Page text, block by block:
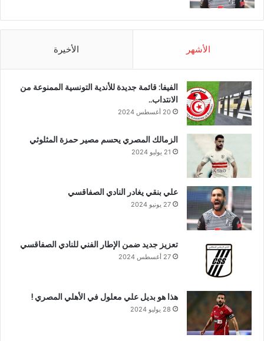
الأشهر الأخيرة
الفيفا: قائمة جديدة للأندية التونسية الممنوعة من
الانتداب..
20 أغسطس 2024
الزمالك المصري يحسم مصير حمزة المثلوثي
21 يوليو 2024
علي بنقي يغادر النادي الصفاقسي
27 يونيو 2024
تعزيز جديد ضمن الإطار الفني للنادي الصفاقسي
27 أغسطس 2024
هذا هو بديل علي معلول في الأهلي المصري !
28 يوليو 2024